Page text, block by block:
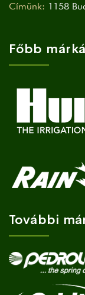
Címünk: 1158
Főbb
További